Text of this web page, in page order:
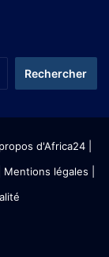
d'Africa24|
| Mentions légales